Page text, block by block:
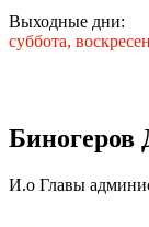
Выходные дни:
суббота,
Биногеров
И.о Главы